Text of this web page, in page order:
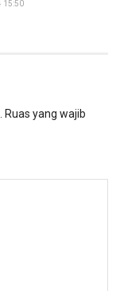
15:50
Ruas yang wajib